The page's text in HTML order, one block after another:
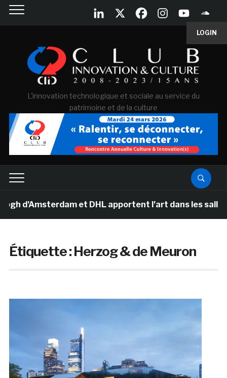
LOGIN
L'innovation technologique et sociale au service du
patrimoine et de la culture
et DHL apportent l’art dans les salles de
Étiquette :Herzog & de Meuron